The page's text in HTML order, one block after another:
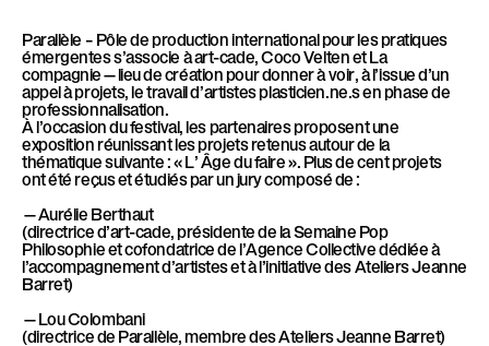
Parallèle – Pôle de production international pour les pratiques
émergentes s’associe à art-cade, Coco Velten et La
compagnie—lieu de création pour donner à voir, à l’issue d’un
appel à projets, le travail d’artistes plasticien.ne.s en phase de
professionnalisation.
À l’occasion du festival, les partenaires proposent une
exposition réunissant les projets retenus autour de la
thématique suivante : « L’ Âge du faire ». Plus de cent projets
ont été reçus et étudiés par un jury composé de :
—Aurélie Berthaut
(directrice d’art-cade, présidente de la Semaine Pop
Philosophie et cofondatrice de l’Agence Collective dédiée à
l’accompagnement d’artistes et à l’initiative des Ateliers Jeanne
Barret)
—Lou Colombani
(directrice de Parallèle, membre des Ateliers Jeanne Barret)